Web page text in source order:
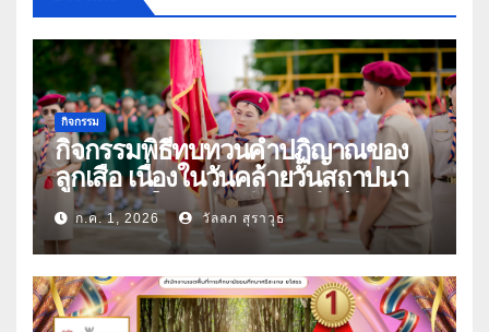
กิจกรรม
กิจกรรมพิธีทบทวนคำปฏิญาณของ
ลูกเสือ เนื่องในวันคล้ายวันสถาปนา
คณะลูกเสือแห่งชาติ ประจำปี 2569
ก.ค. 1, 2026 วัลลภ สุราวุธ